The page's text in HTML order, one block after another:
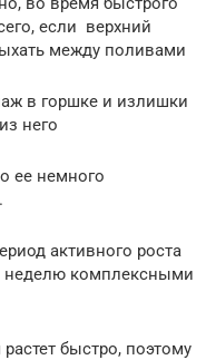
если верхний
между поливами
в горшке и излишки
него
ее немного
активного роста
неделю комплексными
быстро, поэтому